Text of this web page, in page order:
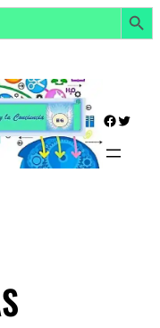
Botón de
Twitter